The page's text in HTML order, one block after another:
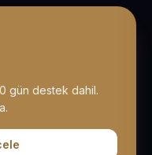
gün destek dahil.